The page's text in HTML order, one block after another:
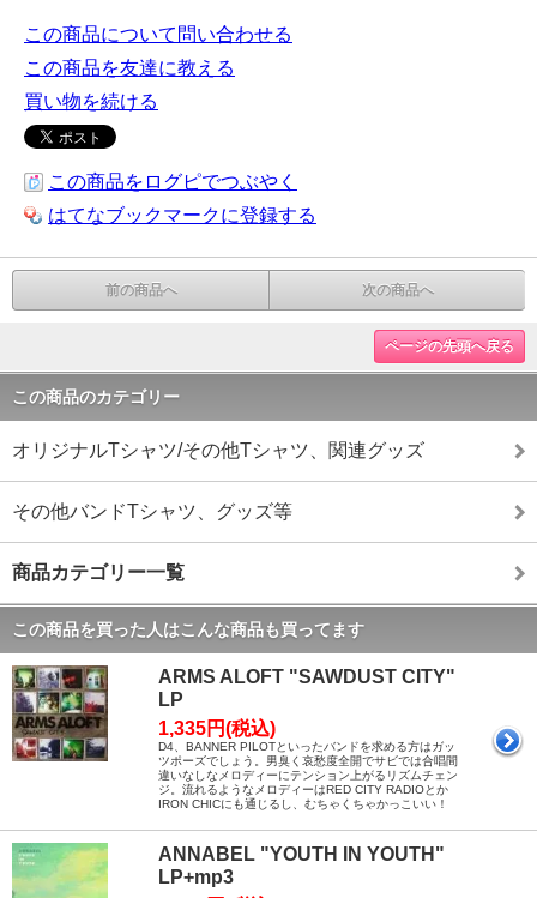
この商品について問い合わせる
この商品を友達に教える
買い物を続ける
この商品をログピでつぶやく
はてなブックマークに登録する
前の商品へ 次の商品へ
ページの先頭へ戻る
この商品のカテゴリー
オリジナルTシャツ/その他Tシャツ、関連グッズ
その他バンドTシャツ、グッズ等
商品カテゴリー一覧
この商品を買った人はこんな商品も買ってます
ARMS ALOFT "SAWDUST CITY"
LP
1,335円(税込)
D4、BANNER PILOTといったバンドを求める方はガッ
ツポーズでしょう。男臭く哀愁度全開でサビでは合唱間
違いなしなメロディーにテンション上がるリズムチェン
ジ。流れるようなメロディーはRED CITY RADIOとか
IRON CHICにも通じるし、むちゃくちゃかっこいい！
ANNABEL "YOUTH IN YOUTH"
LP+mp3